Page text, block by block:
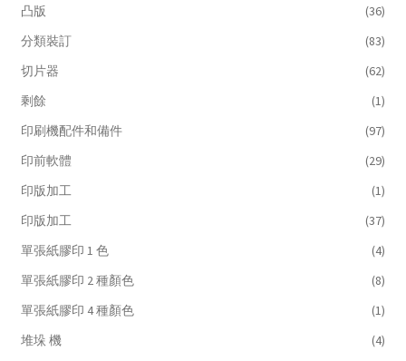
凸版
(36)
分類裝訂
(83)
切片器
(62)
剩餘
(1)
印刷機配件和備件
(97)
印前軟體
(29)
印版加工
(1)
印版加工
(37)
單張紙膠印 1 色
(4)
單張紙膠印 2 種顏色
(8)
單張紙膠印 4 種顏色
(1)
堆垛 機
(4)